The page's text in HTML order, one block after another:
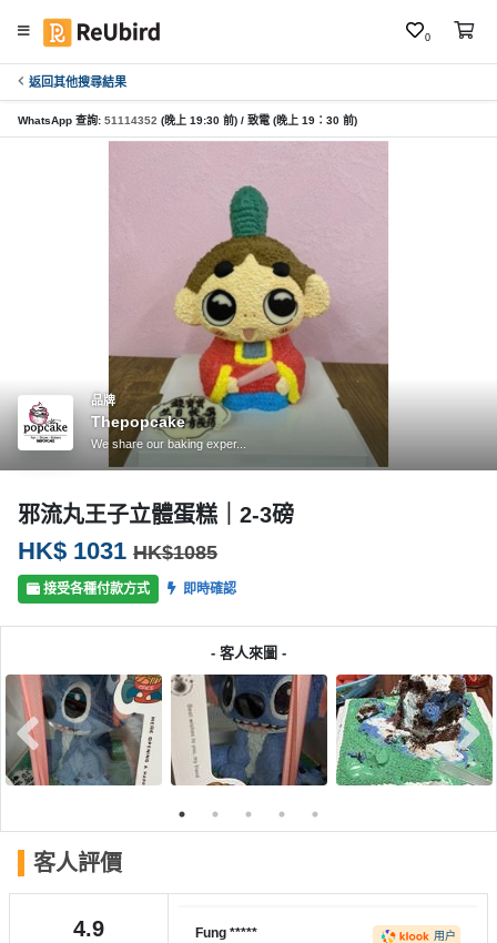
0
返回其他搜尋結果
WhatsApp 查詢: 51114352 (晚上 19:30 前) / 致電 (晚上 19：30 前)
繁
中
E
服
務
產
分
類
r
t
y
o
m
動
類
型
a
r
略
品牌
Thepopcake
We share our baking exper...
邪流丸王子立體蛋糕｜2-3磅
HK$ 1031 HK$1085
接受各種付款方式 即時確認
- 客人來圖 -
客人評價
4.9 Fung ***** 用户